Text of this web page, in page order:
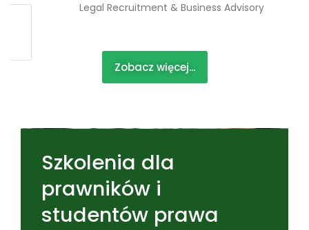
Legal Recruitment & Business Advisory
Zobacz więcej...
Szkolenia dla
prawników i
studentów prawa